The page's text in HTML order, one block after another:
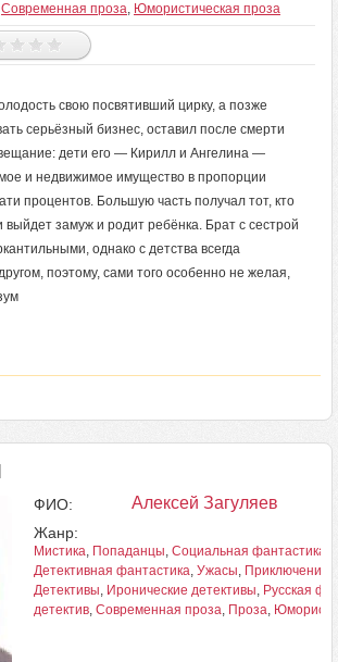
Современная проза, Юмористическая проза
свою посвятивший цирку, а позже
серьёзный бизнес, оставил после смерти
дети его — Кирилл и Ангелина —
и недвижимое имущество в пропорции
процентов. Большую часть получал тот, кто
замуж и родит ребёнка. Брат с сестрой
однако с детства всегда
поэтому, сами того особенно не желая,
ФИО: Алексей Загуляев
Жанр:
Мистика, Попаданцы, Социальная фантастика
Детективная фантастика, Ужасы, Приключения
Детективы, Иронические детективы, Русская
детектив, Современная проза, Проза,